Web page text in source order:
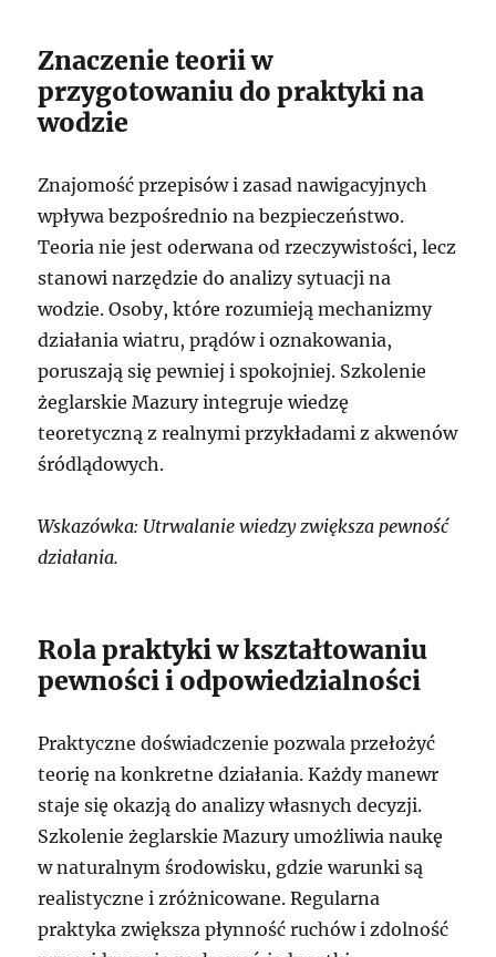
Znaczenie teorii w
przygotowaniu do praktyki na
wodzie
Znajomość przepisów i zasad nawigacyjnych
wpływa bezpośrednio na bezpieczeństwo.
Teoria nie jest oderwana od rzeczywistości, lecz
stanowi narzędzie do analizy sytuacji na
wodzie. Osoby, które rozumieją mechanizmy
działania wiatru, prądów i oznakowania,
poruszają się pewniej i spokojniej. Szkolenie
żeglarskie Mazury integruje wiedzę
teoretyczną z realnymi przykładami z akwenów
śródlądowych.
Wskazówka: Utrwalanie wiedzy zwiększa pewność
działania.
Rola praktyki w kształtowaniu
pewności i odpowiedzialności
Praktyczne doświadczenie pozwala przełożyć
teorię na konkretne działania. Każdy manewr
staje się okazją do analizy własnych decyzji.
Szkolenie żeglarskie Mazury umożliwia naukę
w naturalnym środowisku, gdzie warunki są
realistyczne i zróżnicowane. Regularna
praktyka zwiększa płynność ruchów i zdolność